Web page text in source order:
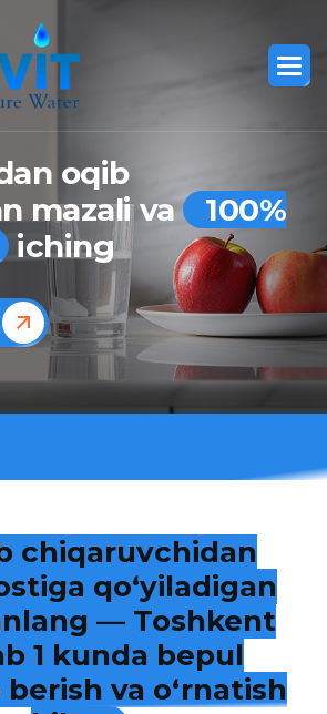
oqib
mazali va
100%
iching
chiqaruvchidan
qo‘yiladigan
— Toshkent
1 kunda bepul
va o‘rnatish